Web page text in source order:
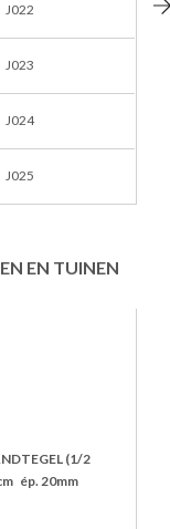
J022
J023
J024
J025
EN TUINEN
(1/2
ép. 20mm